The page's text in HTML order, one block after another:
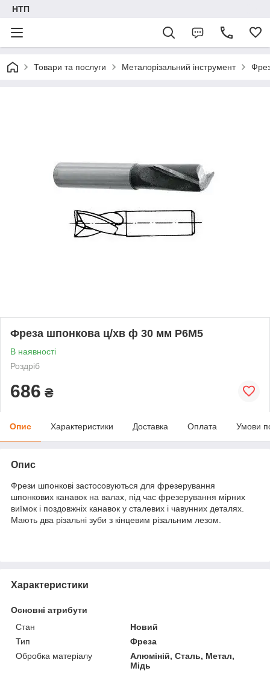
НТП
Товари та послуги Металорізальний інструмент
Фреза шпонкова ц/хв ф 30 мм Р6М5
В наявності
Роздріб
686 ₴
Опис Характеристики Доставка Оплата Умови
Опис
Фрези шпонкові застосовуються для фрезерування
шпонкових канавок на валах, під час фрезерування мірних
виїмок і поздовжніх канавок у сталевих і чавунних деталях.
Мають два різальні зуби з кінцевим різальним лезом.
Характеристики
Основні атрибути
Стан
Новий
Тип
Фреза
Обробка матеріалу
Алюміній, Сталь, Метал,
Мідь